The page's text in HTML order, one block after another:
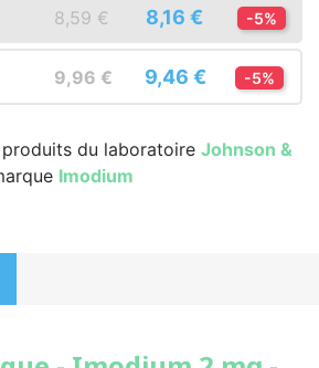
8,59 € 8,16 € -5%
9,96 € 9,46 € -5%
du laboratoire Johnson &
Imodium